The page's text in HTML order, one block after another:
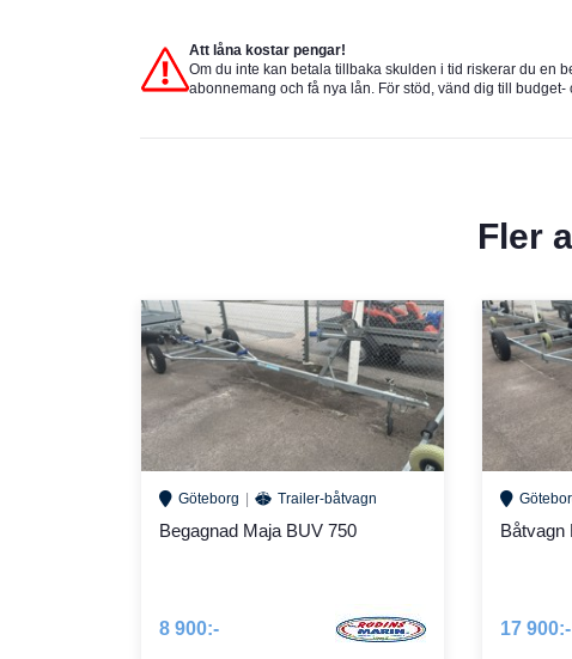
Att låna kostar pengar!
Om du inte kan betala tillbaka skulden i tid riskerar du en
abonnemang och få nya lån. För stöd, vänd dig till
Fler
Göteborg Trailer-båtvagn
Begagnad Maja BUV 750
8 900:-
Båtvagn
17 900:-